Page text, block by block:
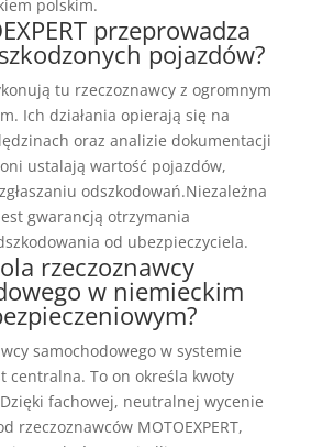
polskim.
przeprowadza
pojazdów?
tu rzeczoznawcy z ogromnym
Ich działania opierają się na
oraz analizie dokumentacji
ustalają wartość pojazdów,
odszkodowań.Niezależna
gwarancją otrzymania
od ubezpieczyciela.
rzeczoznawcy
w niemieckim
samochodowego w systemie
centralna. To on określa kwoty
fachowej, neutralnej wycenie
rzeczoznawców MOTOEXPERT,